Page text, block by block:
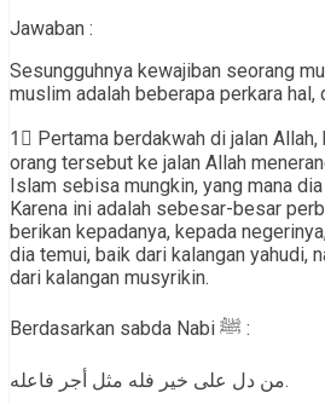
Jawaban :
Sesungguhnya kewajiban seorang
muslim adalah beberapa perkara hal,
1⃣ Pertama berdakwah di jalan
orang tersebut ke jalan Allah
Islam sebisa mungkin, yang mana
Karena ini adalah sebesar-besar
berikan kepadanya, kepada
dia temui, baik dari kalangan yahudi,
dari kalangan musyrikin.
Berdasarkan sabda Nabi ﷺ :
من دل على خير فله مثل أجر فاعله.